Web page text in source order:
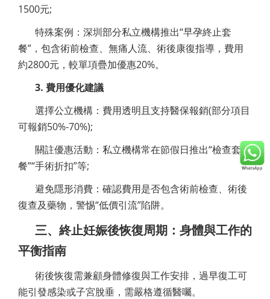
1500元;
特殊案例：深圳部分私立機構推出“早孕終止套
餐”，包含術前檢查、無痛人流、術後康復指導，費用
約2800元，較單項疊加優惠20%。
3. 費用優化建議
選擇公立機構：費用透明且支持醫保報銷(部分項目
可報銷50%-70%);
關註優惠活動：私立機構常在節假日推出“檢查套
餐”“手術折扣”等;
避免隱形消費：確認費用是否包含術前檢查、術後
復查及藥物，警惕“低價引流”陷阱。
三、終止妊娠後恢復周期：身體與工作的
平衡指南
術後恢復需兼顧身體修復與工作安排，過早復工可
能引發感染或子宮脫垂，需嚴格遵循醫囑。